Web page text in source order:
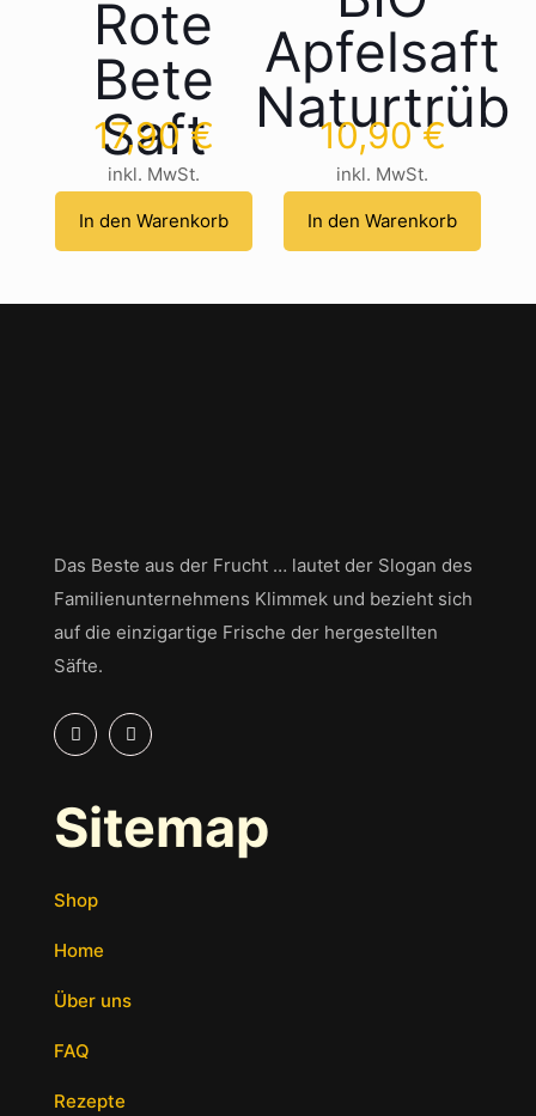
Rote
Bete
Saft
17,90€
inkl. MwSt.
In den Warenkorb
Apfelsaft
Naturtrüb
10,90€
inkl. MwSt.
In den Warenkorb
Das Beste aus der Frucht … lautet der Slogan des
Familienunternehmens Klimmek und bezieht sich
auf die einzigartige Frische der hergestellten
Säfte.
Sitemap
Shop
Home
Über uns
FAQ
Rezepte